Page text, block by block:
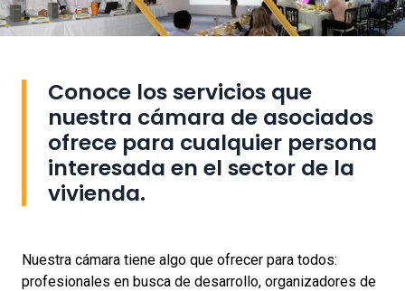
Conoce los servicios que
nuestra cámara de asociados
ofrece para cualquier persona
interesada en el sector de la
vivienda.
Nuestra cámara tiene algo que ofrecer para todos:
profesionales en busca de desarrollo, organizadores de